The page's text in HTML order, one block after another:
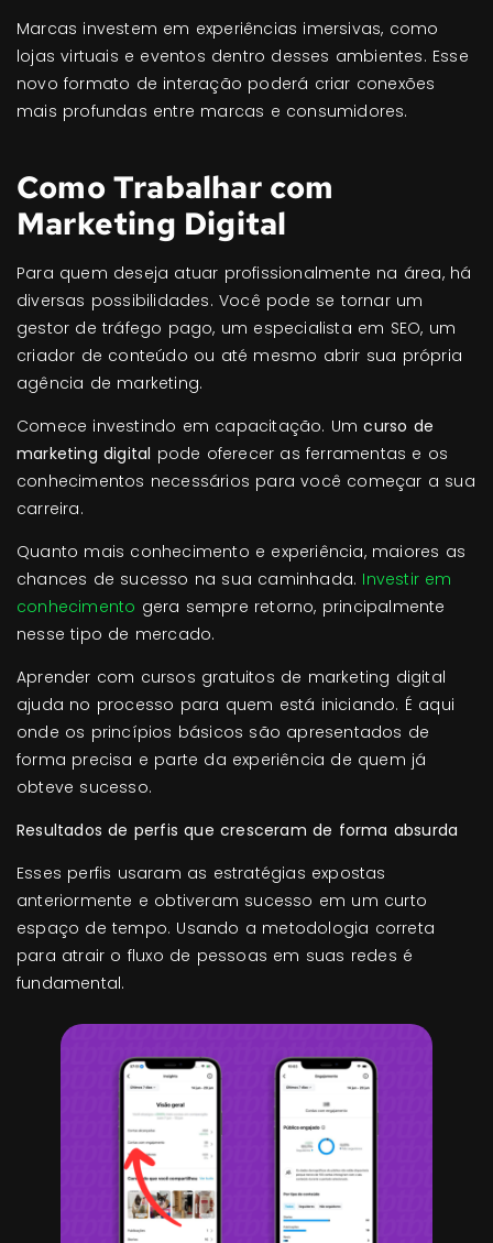
Marcas investem em experiências imersivas, como
lojas virtuais e eventos dentro desses ambientes. Esse
novo formato de interação poderá criar conexões
mais profundas entre marcas e consumidores.
Como Trabalhar com
Marketing Digital
Para quem deseja atuar profissionalmente na área, há
diversas possibilidades. Você pode se tornar um
gestor de tráfego pago, um especialista em SEO, um
criador de conteúdo ou até mesmo abrir sua própria
agência de marketing.
Comece investindo em capacitação. Umcurso de
marketing digital pode oferecer as ferramentas e os
conhecimentos necessários para você começar a sua
carreira.
Quanto mais conhecimento e experiência, maiores as
chances de sucesso na sua caminhada. Investir em
conhecimento gera sempre retorno, principalmente
nesse tipo de mercado.
Aprender com cursos gratuitos de marketing digital
ajuda no processo para quem está iniciando. É aqui
onde os princípios básicos são apresentados de
forma precisa e parte da experiência de quem já
obteve sucesso.
Resultados de perfis que cresceram de forma absurda
Esses perfis usaram as estratégias expostas
anteriormente e obtiveram sucesso em um curto
espaço de tempo. Usando a metodologia correta
para atrair o fluxo de pessoas em suas redes é
fundamental.